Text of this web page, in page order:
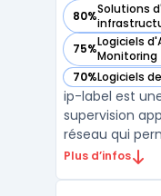
80%Solutions
— voir ip-label
75%Logiciels
Monitoring
— voir ip-label
70%Logiciels
— voir ip-label
ip-label est
supervision
réseau qui
mesurer en
Plus d’infos